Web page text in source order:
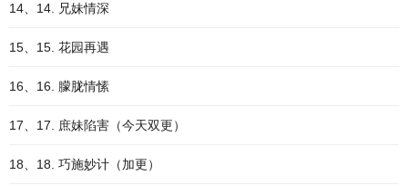
14、14. 兄妹情深
15、15. 花园再遇
16、16. 朦胧情愫
17、17. 庶妹陷害（今天双更）
18、18. 巧施妙计（加更）